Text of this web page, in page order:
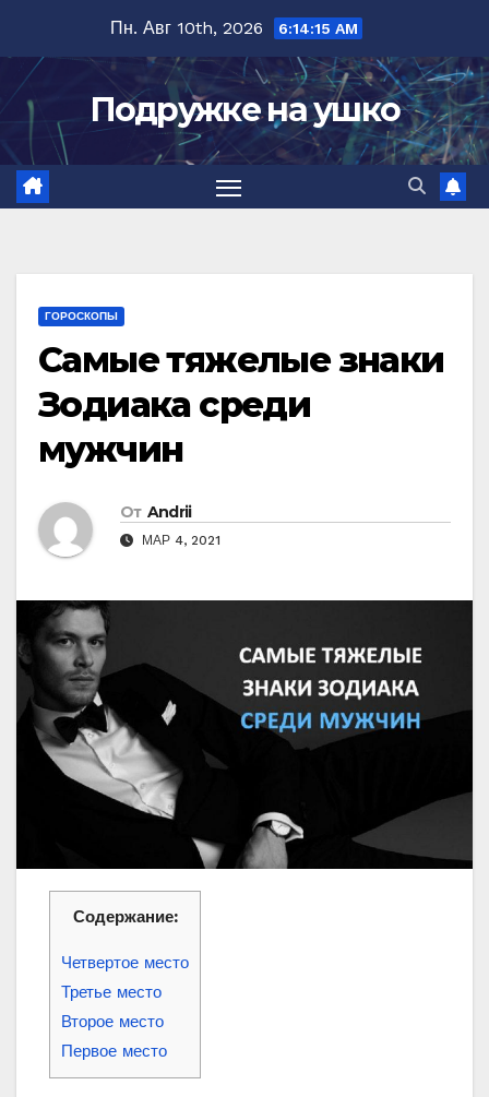
содержимому
Пн. Авг 10th, 2026 6:14:17 AM
Подружке на ушко
ГОРОСКОПЫ
Самые тяжелые знаки
Зодиака среди
мужчин
От Andrii
МАР 4, 2021
Содержание:
Четвертое место
Третье место
Второе место
Первое место